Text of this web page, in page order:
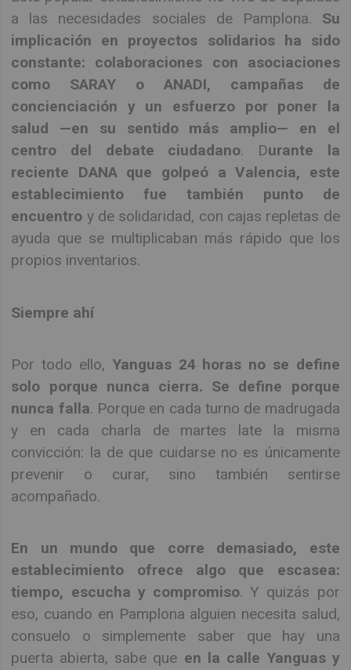
a las necesidades sociales de Pamplona. Su
implicación en proyectos solidarios ha sido
constante: colaboraciones con asociaciones
como SARAY o ANADI, campañas de
concienciación y un esfuerzo por poner la
salud —en su sentido más amplio— en el
centro del debate ciudadano. Durante la
reciente DANA que golpeó a Valencia, este
establecimiento fue también punto de
encuentro y de solidaridad, con cajas repletas de
ayuda que se multiplicaban más rápido que los
propios inventarios.
Siempre ahí
Por todo ello, Yanguas 24 horas no se define
solo porque nunca cierra. Se define porque
nunca falla. Porque en cada turno de madrugada
y en cada charla de martes late la misma
convicción: la de que cuidarse no es únicamente
prevenir o curar, sino también sentirse
acompañado.
En un mundo que corre demasiado, este
establecimiento ofrece algo que escasea:
tiempo, escucha y compromiso. Y quizás por
eso, cuando en Pamplona alguien necesita salud,
consuelo o simplemente saber que hay una
puerta abierta, sabe que en la calle Yanguas y